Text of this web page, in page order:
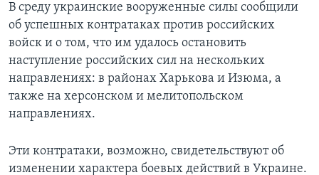
В среду украинские вооруженные силы сообщили
об успешных контратаках против российских
войск и о том, что им удалось остановить
наступление российских сил на нескольких
направлениях: в районах Харькова и Изюма, а
также на херсонском и мелитопольском
направлениях.
Эти контратаки, возможно, свидетельствуют об
изменении характера боевых действий в Украине.